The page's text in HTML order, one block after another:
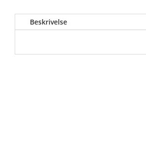
Beskrivelse